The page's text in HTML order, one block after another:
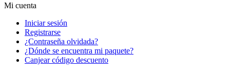
Mi cuenta
Iniciar sesión
Registrarse
¿Contraseña olvidada?
¿Dónde se encuentra mi paquete?
Canjear código descuento